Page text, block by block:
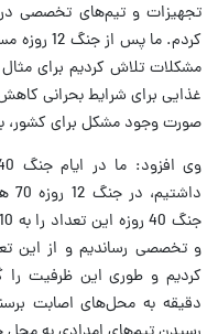
تجهیزات و تیم‌های تخصصی در
کردم. ما
مشکلات تلاش کردیم برای
غذایی برای شرایط بحرانی کاهش
صورت وجود مشکل برای کشور،
دقیقه به محل‌های اصابت